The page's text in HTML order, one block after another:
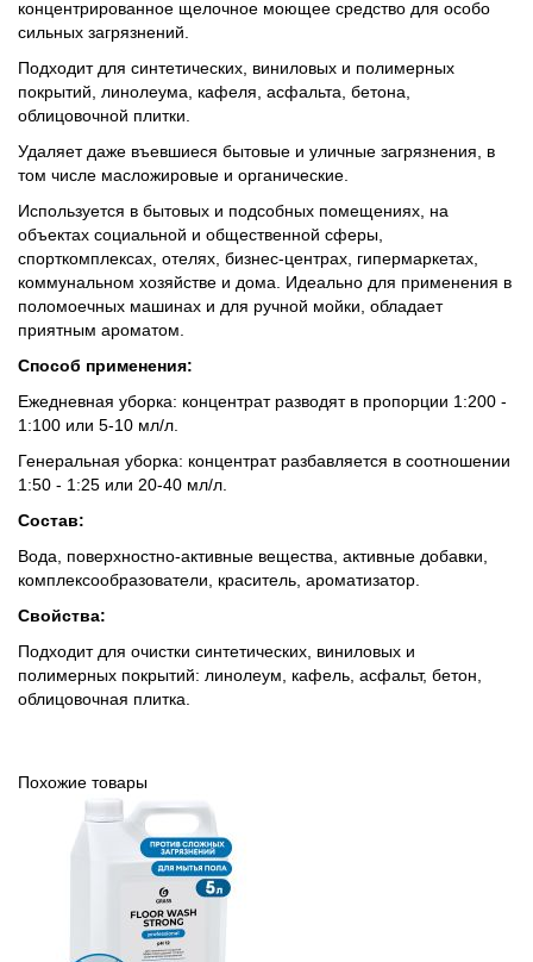
концентрированное щелочное моющее средство для особо
сильных загрязнений.
Подходит для синтетических, виниловых и полимерных
покрытий, линолеума, кафеля, асфальта, бетона,
облицовочной плитки.
Удаляет даже въевшиеся бытовые и уличные загрязнения, в
том числе масложировые и органические.
Используется в бытовых и подсобных помещениях, на
объектах социальной и общественной сферы,
спорткомплексах, отелях, бизнес-центрах, гипермаркетах,
коммунальном хозяйстве и дома. Идеально для применения в
поломоечных машинах и для ручной мойки, обладает
приятным ароматом.
Способ применения:
Ежедневная уборка: концентрат разводят в пропорции 1:200 -
1:100 или 5-10 мл/л.
Генеральная уборка: концентрат разбавляется в соотношении
1:50 - 1:25 или 20-40 мл/л.
Состав:
Вода, поверхностно-активные вещества, активные добавки,
комплексообразователи, краситель, ароматизатор.
Свойства:
Подходит для очистки синтетических, виниловых и
полимерных покрытий: линолеум, кафель, асфальт, бетон,
облицовочная плитка.
Похожие товары